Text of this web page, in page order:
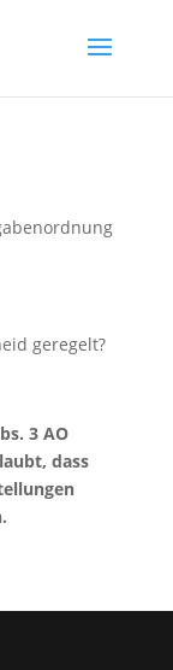
geregelt?
3 AO
dass